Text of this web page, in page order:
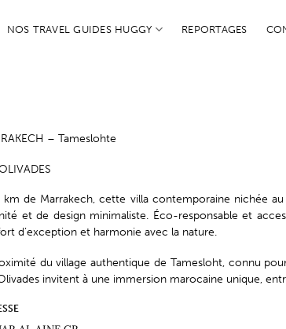
NOS TRAVEL GUIDES HUGGY REPORTAGES
– Tameslohte
km de Marrakech, cette villa contemporaine nichée
et de design minimaliste. Éco-responsable et
d’exception et harmonie avec la nature.
du village authentique de Tamesloht, connu
invitent à une immersion marocaine unique,